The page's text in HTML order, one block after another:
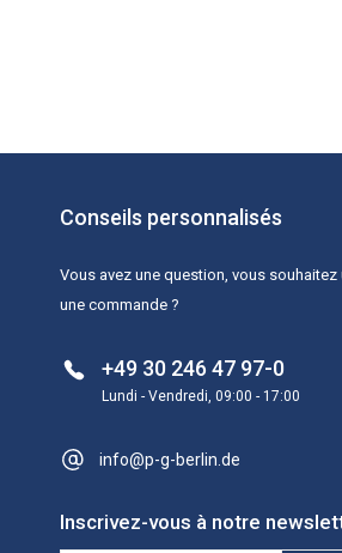
Conseils personnalisés
Vous avez une question, vous
une commande ?
+49 30 246 47 97-0
Lundi - Vendredi, 09:00 - 17:00
info@p-g-berlin.de
Inscrivez-vous à notre